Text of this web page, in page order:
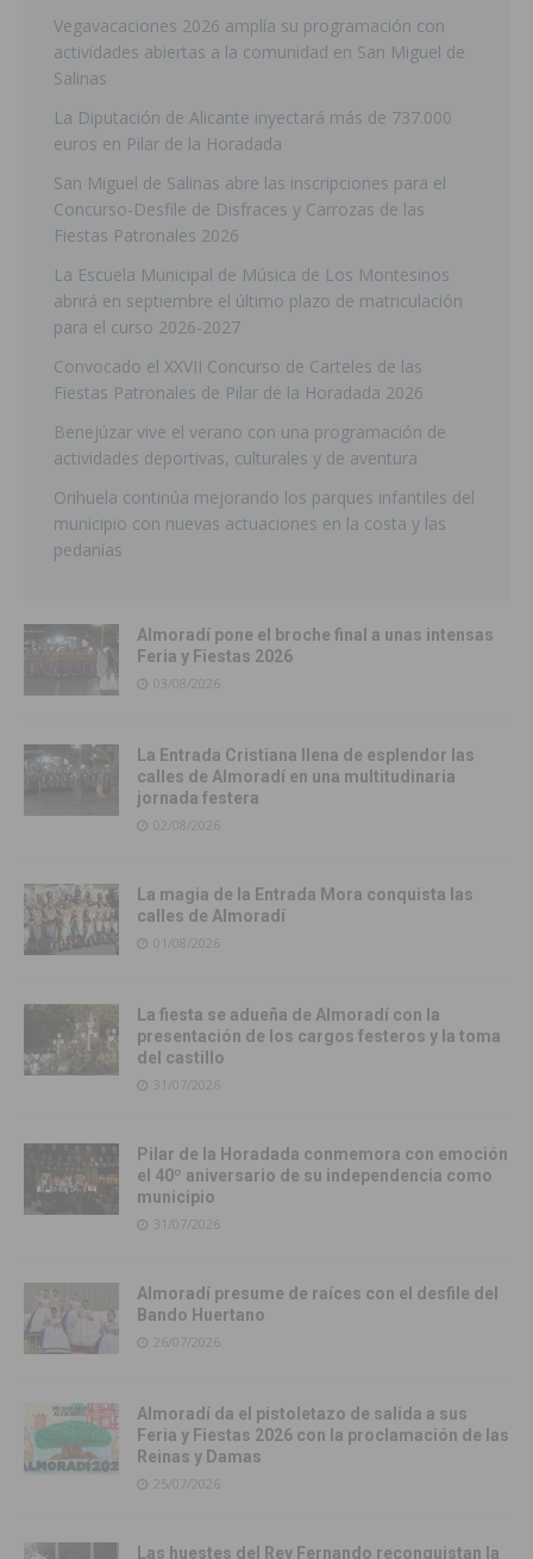
Vegavacaciones 2026 amplía su programación con
actividades abiertas a la comunidad en San Miguel de
Salinas
La Diputación de Alicante inyectará más de 737.000
euros en Pilar de la Horadada
San Miguel de Salinas abre las inscripciones para el
Concurso-Desfile de Disfraces y Carrozas de las
Fiestas Patronales 2026
La Escuela Municipal de Música de Los Montesinos
abrirá en septiembre el último plazo de matriculación
para el curso 2026-2027
Convocado el XXVII Concurso de Carteles de las
Fiestas Patronales de Pilar de la Horadada 2026
Benejúzar vive el verano con una programación de
actividades deportivas, culturales y de aventura
Orihuela continúa mejorando los parques infantiles del
municipio con nuevas actuaciones en la costa y las
pedanías
Almoradí pone el broche final a unas intensas
Feria y Fiestas 2026
03/08/2026
La Entrada Cristiana llena de esplendor las
calles de Almoradí en una multitudinaria
jornada festera
02/08/2026
La magia de la Entrada Mora conquista las
calles de Almoradí
01/08/2026
La fiesta se adueña de Almoradí con la
presentación de los cargos festeros y la toma
del castillo
31/07/2026
Pilar de la Horadada conmemora con emoción
el 40º aniversario de su independencia como
municipio
31/07/2026
Almoradí presume de raíces con el desfile del
Bando Huertano
26/07/2026
Almoradí da el pistoletazo de salida a sus
Feria y Fiestas 2026 con la proclamación de las
Reinas y Damas
25/07/2026
Las huestes del Rey Fernando reconquistan la